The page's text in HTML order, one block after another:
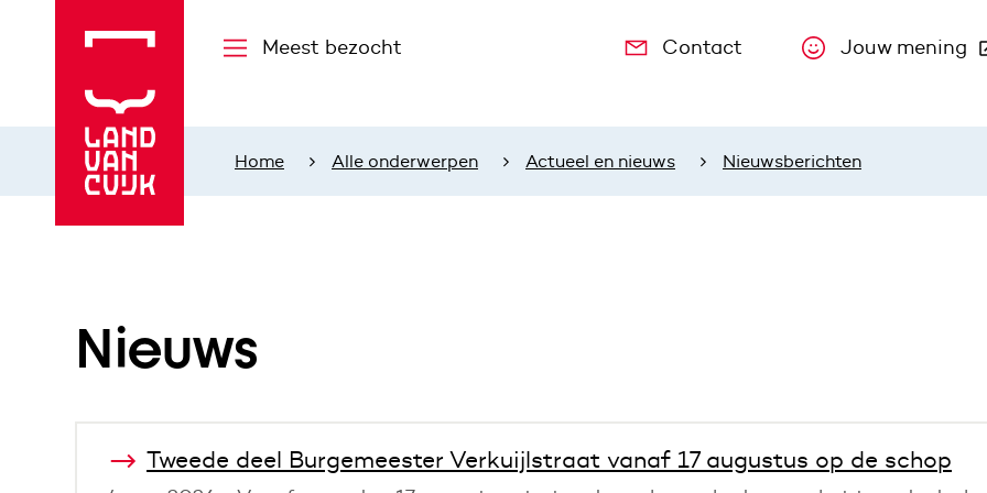
Meest bezocht Contact Jouw mening
(Deze link
Home Alle onderwerpen Actueel en nieuws Nieuwsberichten
Nieuws
Tweede deel Burgemeester Verkuijlstraat vanaf 17 augustus op de schop